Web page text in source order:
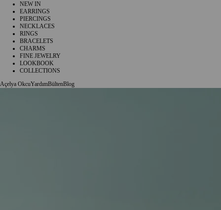
NEW IN
EARRINGS
PIERCINGS
NECKLACES
RINGS
BRACELETS
CHARMS
FINE JEWELRY
LOOKBOOK
COLLECTIONS
Açelya OkcuYardımBültenBlog